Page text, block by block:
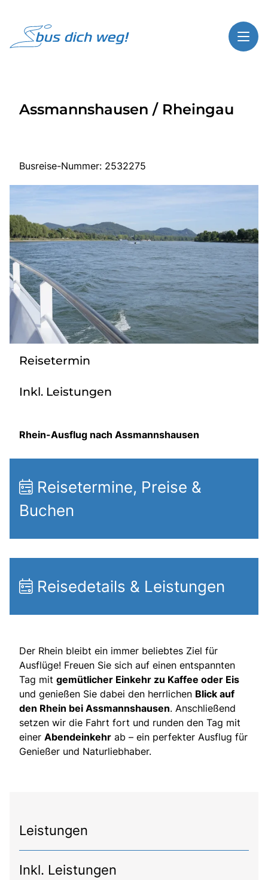
Highlights
Busreisen
Bus mieten
Über Bus dich weg!
Radio
Sie befinden sich in:
Deutschland
Heimatland ändern:
Assmannshausen / Rheingau
Busreise-Nummer: 2532275
Reisetermin
Inkl. Leistungen
Rhein-Ausflug nach Assmannshausen
Reisetermine, Preise &
Buchen
Reisedetails & Leistungen
Der Rhein bleibt ein immer beliebtes Ziel für
Ausflüge! Freuen Sie sich auf einen entspannten
Tag mit gemütlicher Einkehr zu Kaffee oder Eis
und genießen Sie dabei den herrlichen Blick auf
den Rhein bei Assmannshausen. Anschließend
setzen wir die Fahrt fort und runden den Tag mit
einer Abendeinkehr ab – ein perfekter Ausflug für
Genießer und Naturliebhaber.
Leistungen
Inkl. Leistungen